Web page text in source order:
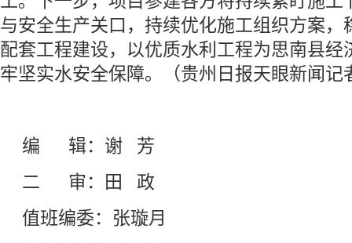
与安全生产关口，持续优化施工组织方案，
配套工程建设，以优质水利工程为思南县经
牢坚实水安全保障。（贵州日报天眼新闻记
编 辑：谢 芳
二 审：田 政
值班编委：张璇月